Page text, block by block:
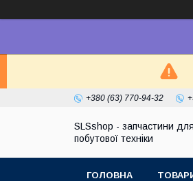
+380 (63) 770-94-32
SLSshop - запчастини для
побутової техніки
ГОЛОВНА